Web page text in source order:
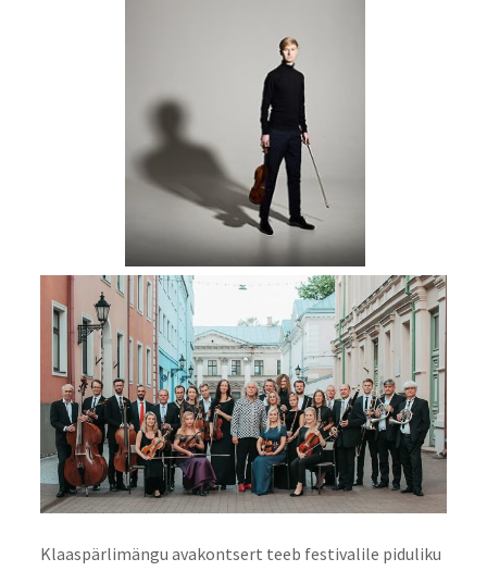
Klaaspärlimängu avakontsert teeb festivalile piduliku